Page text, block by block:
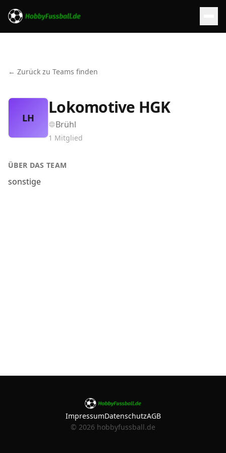
← Zurück zu Teams finden
LH
Lokomotive HGK
Brühl
1 Mitglied
ÜBER DAS TEAM
sonstige
ImpressumDatenschutzAGB
© 2026 hobbyfussball.de